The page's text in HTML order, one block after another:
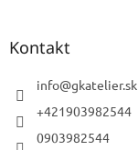
Kontakt
info@gkatelier.sk
+421903982544
0903982544